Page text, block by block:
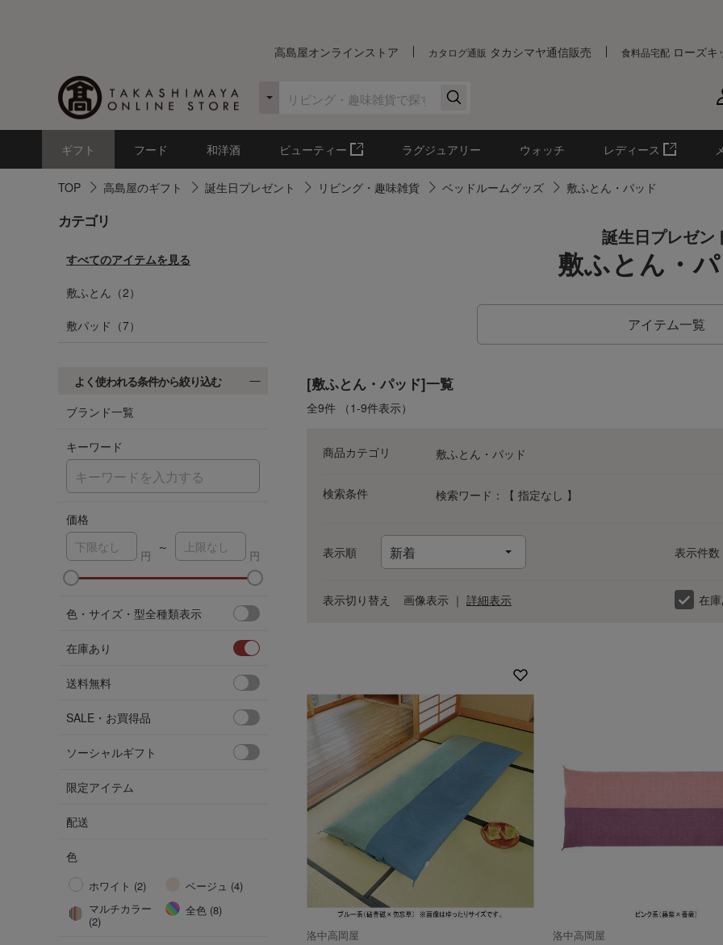
高島屋オンラインストア カタログ通販 タカシマヤ通信販売 食料品宅配 ローズキ
ギフト フード 和洋酒 ビューティー ラグジュアリー ウォッチ レディース
TOP 高島屋のギフト 誕生日プレゼント リビング・趣味雑貨 ベッドルームグッズ 敷ふとん・パッド
カテゴリ
すべてのアイテムを見る
敷ふとん（2）
敷パッド（7）
よく使われる条件から絞り込む
ブランド一覧
ラ
キーワード
価格
～
色・サイズ・型全種類表示
在庫あり
送料無料
SALE・お買得品
ソーシャルギフト
限定アイテム
配送
色
ホワイト (2)
ベージュ (4)
マルチカラー
(2)
全色 (8)
誕生日プレゼン
敷ふとん・
アイテム一覧
[敷ふとん・パッド]一覧
全9件 （1-9件表示）
商品カテゴリ 敷ふとん・パッド
検索条件 検索ワード：【 指定なし 】
表示順 表示件数
表示切り替え 画像表示 ｜ 詳細表示 在
洛中高岡屋 洛中高岡屋